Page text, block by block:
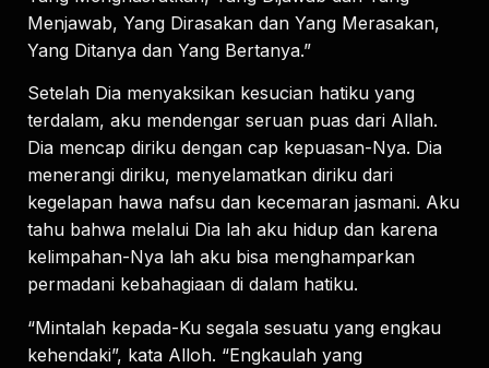
Menjawab, Yang Dirasakan dan Yang Merasakan,
Yang Ditanya dan Yang Bertanya.”
Setelah Dia menyaksikan kesucian hatiku yang
terdalam, aku mendengar seruan puas dari Allah.
Dia mencap diriku dengan cap kepuasan-Nya. Dia
menerangi diriku, menyelamatkan diriku dari
kegelapan hawa nafsu dan kecemaran jasmani. Aku
tahu bahwa melalui Dia lah aku hidup dan karena
kelimpahan-Nya lah aku bisa menghamparkan
permadani kebahagiaan di dalam hatiku.
“Mintalah kepada-Ku segala sesuatu yang engkau
kehendaki”, kata Alloh. “Engkaulah yang